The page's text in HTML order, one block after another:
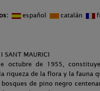
español catalán
SANT MAURICI
octubre de 1955,
riqueza de la flora y la fauna
de pino negro